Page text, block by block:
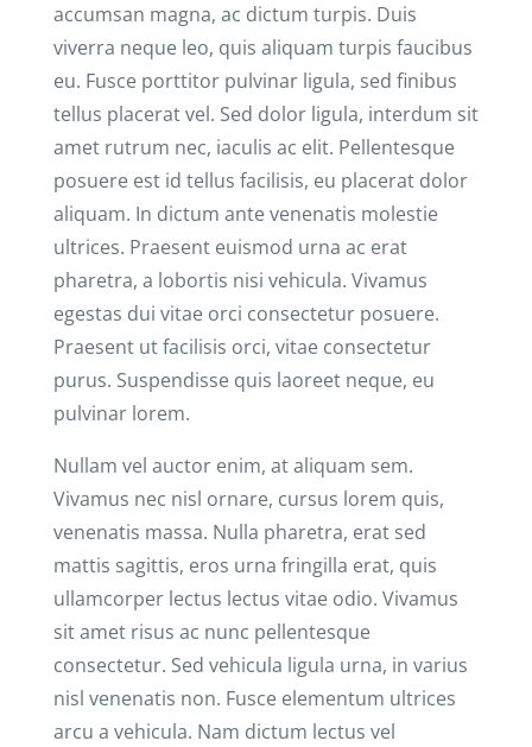
accumsan magna, ac dictum turpis. Duis
viverra neque leo, quis aliquam turpis faucibus
eu. Fusce porttitor pulvinar ligula, sed finibus
tellus placerat vel. Sed dolor ligula, interdum sit
amet rutrum nec, iaculis ac elit. Pellentesque
posuere est id tellus facilisis, eu placerat dolor
aliquam. In dictum ante venenatis molestie
ultrices. Praesent euismod urna ac erat
pharetra, a lobortis nisi vehicula. Vivamus
egestas dui vitae orci consectetur posuere.
Praesent ut facilisis orci, vitae consectetur
purus. Suspendisse quis laoreet neque, eu
pulvinar lorem.
Nullam vel auctor enim, at aliquam sem.
Vivamus nec nisl ornare, cursus lorem quis,
venenatis massa. Nulla pharetra, erat sed
mattis sagittis, eros urna fringilla erat, quis
ullamcorper lectus lectus vitae odio. Vivamus
sit amet risus ac nunc pellentesque
consectetur. Sed vehicula ligula urna, in varius
nisl venenatis non. Fusce elementum ultrices
arcu a vehicula. Nam dictum lectus vel